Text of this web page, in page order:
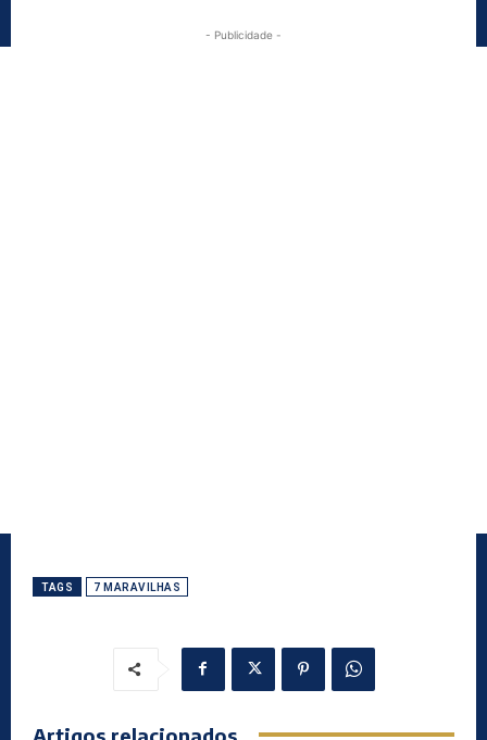
- Publicidade -
TAGS 7 MARAVILHAS
Artigos relacionados